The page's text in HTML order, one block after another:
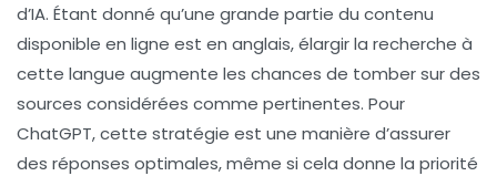
d’IA. Étant donné qu’une grande partie du contenu
disponible en ligne est en anglais, élargir la recherche à
cette langue augmente les chances de tomber sur des
sources considérées comme pertinentes. Pour
ChatGPT, cette stratégie est une manière d’assurer
des réponses optimales, même si cela donne la priorité